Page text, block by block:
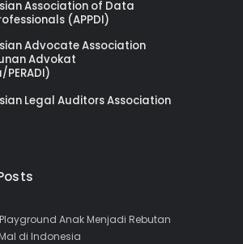
Anak Menjadi Rebutan
di Indonesia